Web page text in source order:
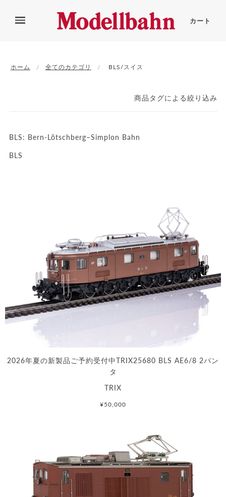
カート
ホーム 全てのカテゴリ BLS/スイス
商品タグによる絞り込み
BLS: Bern-Lötschberg–Simplon Bahn
BLS
2026年夏の新製品ご予約受付中TRIX25680 BLS AE6/8 2パン
タ
TRIX
¥50,000